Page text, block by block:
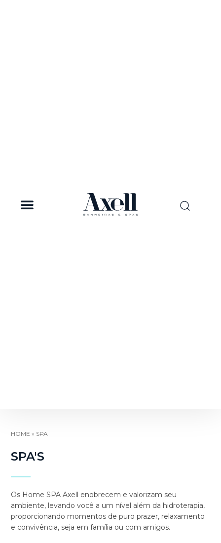
HOME » SPA
SPA'S
Os Home SPA Axell enobrecem e valorizam seu
ambiente, levando você a um nível além da hidroterapia,
proporcionando momentos de puro prazer, relaxamento
e convivência, seja em família ou com amigos.